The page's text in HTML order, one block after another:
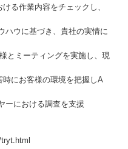
る作業内容をチェックし、
ハウに基づき、貴社の実情に
とミーティングを実施し、現
時にお客様の環境を把握しA
ーにおける調査を支援